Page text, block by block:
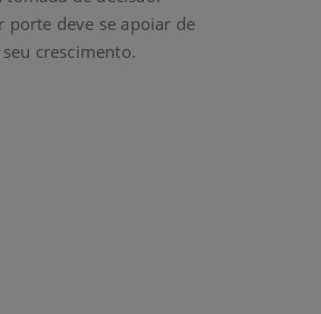
deve se apoiar de
crescimento.